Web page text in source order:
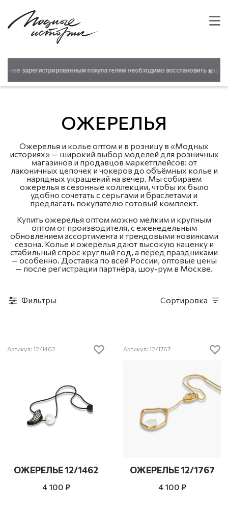
зарегистрированным покупателям необходимо восстановить пароль
×
ОЖЕРЕЛЬЯ
Ожерелья и колье оптом и в розницу в «Модных
историях» — широкий выбор моделей для розничных
магазинов и продавцов маркетплейсов: от
лаконичных цепочек и чокеров до объёмных колье и
нарядных украшений на вечер. Мы собираем
ожерелья в сезонные коллекции, чтобы их было
удобно сочетать с серьгами и браслетами и
предлагать покупателю готовый комплект.
Купить ожерелья оптом можно мелким и крупным
оптом от производителя, с еженедельным
обновлением ассортимента и трендовыми новинками
сезона. Колье и ожерелья дают высокую наценку и
стабильный спрос круглый год, а перед праздниками
— особенно. Доставка по всей России, оптовые цены
— после регистрации партнёра, шоу-рум в Москве.
Фильтры Сортировка
Артикул: 12/1462
ОЖЕРЕЛЬЕ 12/1462
4 100 ₽
Артикул: 12/1767
ОЖЕРЕЛЬЕ 12/1767
4 100 ₽